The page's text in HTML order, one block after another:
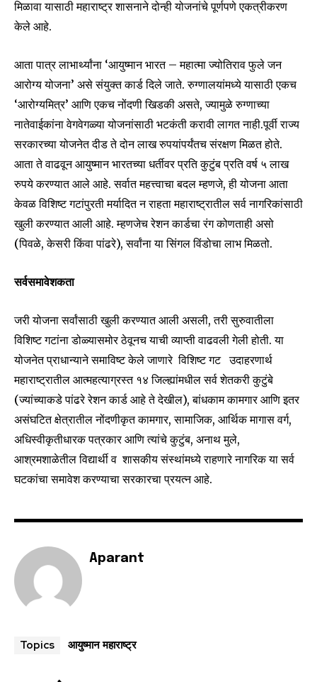
मिळावा यासाठी महाराष्ट्र शासनाने दोन्ही योजनांचे पूर्णपणे एकत्रीकरण
केले आहे.
आता पात्र लाभार्थ्यांना ‘आयुष्मान भारत – महात्मा ज्योतिराव फुले जन
आरोग्य योजना’ असे संयुक्त कार्ड दिले जाते. रुग्णालयांमध्ये यासाठी एकच
‘आरोग्यमित्र’ आणि एकच नोंदणी खिडकी असते, ज्यामुळे रुग्णाच्या
नातेवाईकांना वेगवेगळ्या योजनांसाठी भटकंती करावी लागत नाही.पूर्वी राज्य
सरकारच्या योजनेत दीड ते दोन लाख रुपयांपर्यंतच संरक्षण मिळत होते.
आता ते वाढवून आयुष्मान भारतच्या धर्तीवर प्रति कुटुंब प्रति वर्ष ५ लाख
रुपये करण्यात आले आहे. सर्वात महत्त्वाचा बदल म्हणजे, ही योजना आता
केवळ विशिष्ट गटांपुरती मर्यादित न राहता महाराष्ट्रातील सर्व नागरिकांसाठी
खुली करण्यात आली आहे. म्हणजेच रेशन कार्डचा रंग कोणताही असो
(पिवळे, केसरी किंवा पांढरे), सर्वांना या सिंगल विंडोचा लाभ मिळतो.
सर्वसमावेशकता
जरी योजना सर्वांसाठी खुली करण्यात आली असली, तरी सुरुवातीला
विशिष्ट गटांना डोळ्यासमोर ठेवूनच याची व्याप्ती वाढवली गेली होती. या
योजनेत प्राधान्याने समाविष्ट केले जाणारे विशिष्ट गट उदाहरणार्थ
महाराष्ट्रातील आत्महत्याग्रस्त १४ जिल्ह्यांमधील सर्व शेतकरी कुटुंबे
(ज्यांच्याकडे पांढरे रेशन कार्ड आहे ते देखील), बांधकाम कामगार आणि इतर
असंघटित क्षेत्रातील नोंदणीकृत कामगार, सामाजिक, आर्थिक मागास वर्ग,
अधिस्वीकृतीधारक पत्रकार आणि त्यांचे कुटुंब, अनाथ मुले,
आश्रमशाळेतील विद्यार्थी व शासकीय संस्थांमध्ये राहणारे नागरिक या सर्व
घटकांचा समावेश करण्याचा सरकारचा प्रयत्न आहे.
Aparant
Topics आयुष्मान महाराष्ट्र